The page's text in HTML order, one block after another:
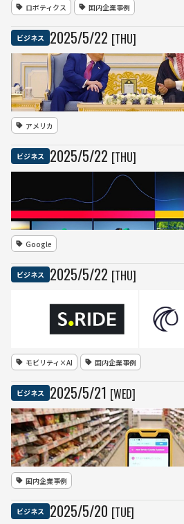
ロボティクス 国内企業事例
ビジネス 2025/5/22 [THU]
アメリカ
ビジネス 2025/5/22 [THU]
Google
ビジネス 2025/5/22 [THU]
モビリティ×AI 国内企業事例
ビジネス 2025/5/21 [WED]
国内企業事例
ビジネス 2025/5/20 [TUE]